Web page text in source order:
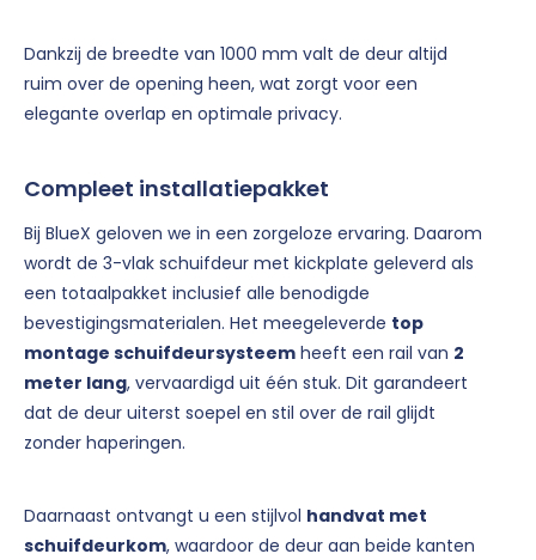
Dankzij de breedte van 1000 mm valt de deur altijd
ruim over de opening heen, wat zorgt voor een
elegante overlap en optimale privacy.
Compleet installatiepakket
Bij BlueX geloven we in een zorgeloze ervaring. Daarom
wordt de 3-vlak schuifdeur met kickplate geleverd als
een totaalpakket inclusief alle benodigde
bevestigingsmaterialen. Het meegeleverde top
montage schuifdeursysteem heeft een rail van 2
meter lang, vervaardigd uit één stuk. Dit garandeert
dat de deur uiterst soepel en stil over de rail glijdt
zonder haperingen.
Daarnaast ontvangt u een stijlvol handvat met
schuifdeurkom, waardoor de deur aan beide kanten